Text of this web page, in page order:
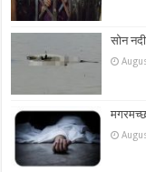
सोन